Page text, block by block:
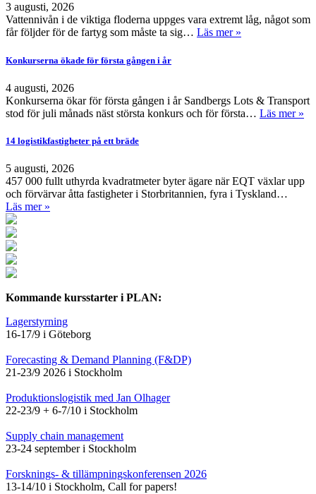
3 augusti, 2026
Vattennivån i de viktiga floderna uppges vara extremt låg, något som
får följder för de fartyg som måste ta sig… Läs mer »
Konkurserna ökade för första gången i år
4 augusti, 2026
Konkurserna ökar för första gången i år Sandbergs Lots & Transport
stod för juli månads näst största konkurs och för första… Läs mer »
14 logistikfastigheter på ett bräde
5 augusti, 2026
457 000 fullt uthyrda kvadratmeter byter ägare när EQT växlar upp
och förvärvar åtta fastigheter i Storbritannien, fyra i Tyskland…
Läs mer »
Kommande kursstarter i PLAN:
Lagerstyrning
16-17/9 i Göteborg
Forecasting & Demand Planning (F&DP)
21-23/9 2026 i Stockholm
Produktionslogistik med Jan Olhager
22-23/9 + 6-7/10 i Stockholm
Supply chain management
23-24 september i Stockholm
Forsknings- & tillämpningskonferensen 2026
13-14/10 i Stockholm, Call for papers!